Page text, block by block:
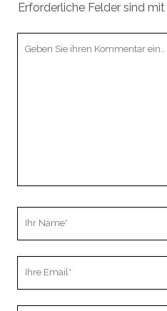
Erforderliche Felder sind mit